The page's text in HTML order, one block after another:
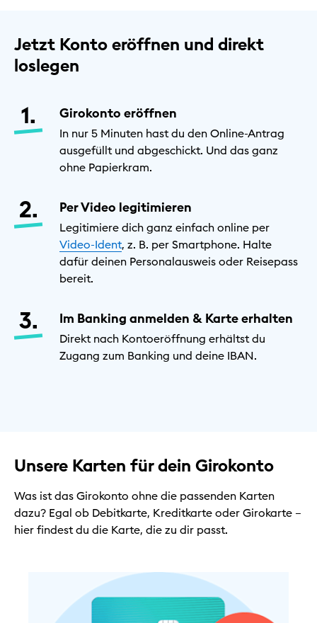
Jetzt Konto eröffnen und direkt
loslegen
Girokonto eröffnen
In nur 5 Minuten hast du den Online-Antrag
ausgefüllt und abgeschickt. Und das ganz
ohne Papierkram.
Per Video legitimieren
Legitimiere dich ganz einfach online per
Video-Ident, z. B. per Smartphone. Halte
dafür deinen Personalausweis oder Reisepass
bereit.
Im Banking anmelden & Karte erhalten
Direkt nach Kontoeröffnung erhältst du
Zugang zum Banking und deine IBAN.
Unsere Karten für dein Girokonto
Was ist das Girokonto ohne die passenden Karten
dazu? Egal ob Debitkarte, Kreditkarte oder Girokarte –
hier findest du die Karte, die zu dir passt.